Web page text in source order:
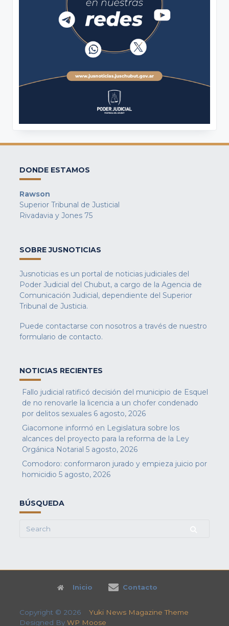
DONDE ESTAMOS
Rawson
Superior Tribunal de Justicial
Rivadavia y Jones 75
SOBRE JUSNOTICIAS
Jusnoticias es un portal de noticias judiciales del
Poder Judicial del Chubut, a cargo de la Agencia de
Comunicación Judicial, dependiente del Superior
Tribunal de Justicia.
Puede contactarse con nosotros a través de nuestro
formulario de contacto.
NOTICIAS RECIENTES
Fallo judicial ratificó decisión del municipio de Esquel
de no renovarle la licencia a un chofer condenado
por delitos sexuales 6 agosto, 2026
Giacomone informó en Legislatura sobre los
alcances del proyecto para la reforma de la Ley
Orgánica Notarial 5 agosto, 2026
Comodoro: conformaron jurado y empieza juicio por
homicidio 5 agosto, 2026
BÚSQUEDA
Search
Inicio Contacto
Copyright © 2026 Yuki News Magazine Theme
Designed By WP Moose